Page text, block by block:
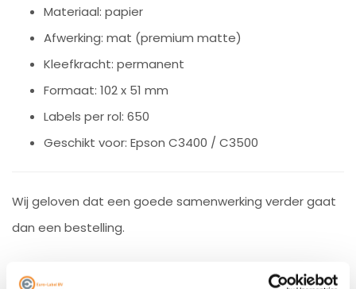
Materiaal: papier
Afwerking: mat (premium matte)
Kleefkracht: permanent
Formaat: 102 x 51 mm
Labels per rol: 650
Geschikt voor: Epson C3400 / C3500
Wij geloven dat een goede samenwerking verder gaat
dan een bestelling.
Heb je een vraag of twijfel je over de juiste oplossing?